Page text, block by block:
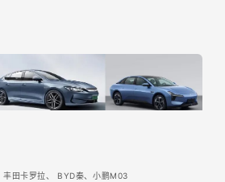
丰田卡罗拉、 BYD秦、小鹏M03